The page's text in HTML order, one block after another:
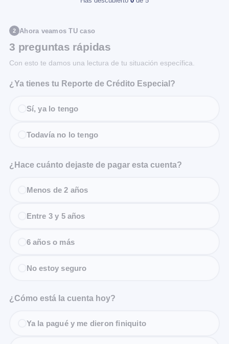
2 Ahora veamos TU caso
3 preguntas rápidas
Con esto te damos una lectura de tu situación específica.
¿Ya tienes tu Reporte de Crédito Especial?
Sí, ya lo tengo
Todavía no lo tengo
¿Hace cuánto dejaste de pagar esta cuenta?
Menos de 2 años
Entre 3 y 5 años
6 años o más
No estoy seguro
¿Cómo está la cuenta hoy?
Ya la pagué y me dieron finiquito